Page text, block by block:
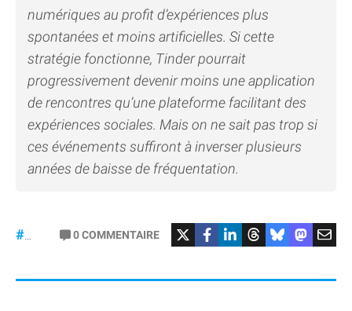
numériques au profit d’expériences plus
spontanées et moins artificielles. Si cette
stratégie fonctionne, Tinder pourrait
progressivement devenir moins une application
de rencontres qu’une plateforme facilitant des
expériences sociales. Mais on ne sait pas trop si
ces événements suffiront à inverser plusieurs
années de baisse de fréquentation.
0COMMENTAIRE